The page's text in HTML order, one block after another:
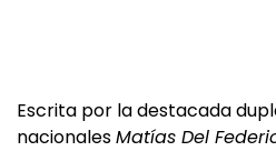
Escrita por la destacada
nacionalesMatías Del